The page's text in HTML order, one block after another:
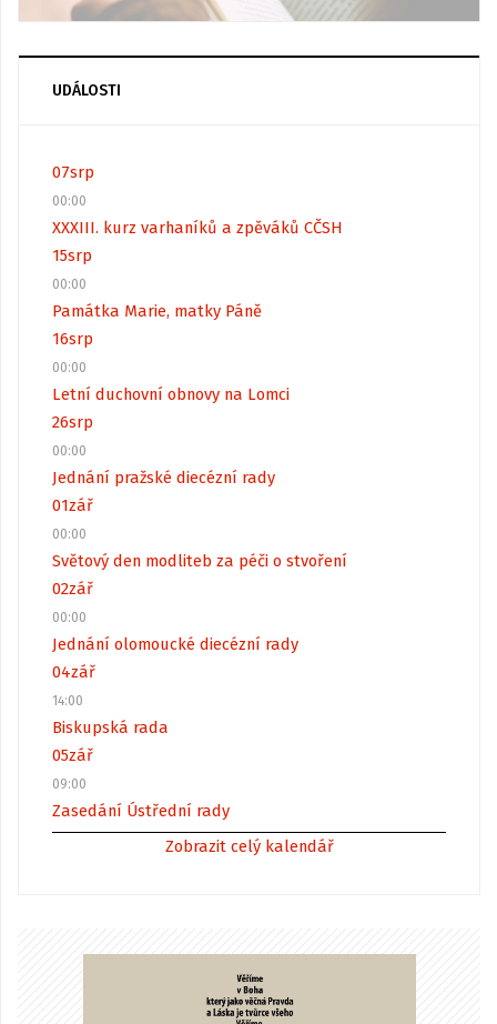
UDÁLOSTI
07srp
00:00
XXXIII. kurz varhaníků a zpěváků CČSH
15srp
00:00
Památka Marie, matky Páně
16srp
00:00
Letní duchovní obnovy na Lomci
26srp
00:00
Jednání pražské diecézní rady
01zář
00:00
Světový den modliteb za péči o stvoření
02zář
00:00
Jednání olomoucké diecézní rady
04zář
14:00
Biskupská rada
05zář
09:00
Zasedání Ústřední rady
Zobrazit celý kalendář